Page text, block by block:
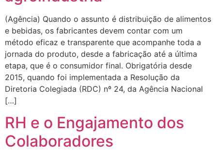
(Agência) Quando o assunto é distribuição de alimentos
e bebidas, os fabricantes devem contar com um
método eficaz e transparente que acompanhe toda a
jornada do produto, desde a fabricação até a última
etapa, que é o consumidor final. Obrigatória desde
2015, quando foi implementada a Resolução da
Diretoria Colegiada (RDC) nº 24, da Agência Nacional
[…]
RH e o Engajamento dos
Colaboradores